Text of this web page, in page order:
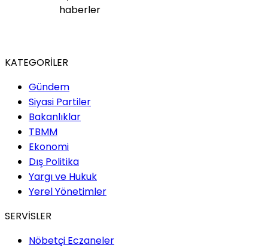
KATEGORİLER
Gündem
Siyasi Partiler
Bakanlıklar
TBMM
Ekonomi
Dış Politika
Yargı ve Hukuk
Yerel Yönetimler
SERVİSLER
Nöbetçi Eczaneler